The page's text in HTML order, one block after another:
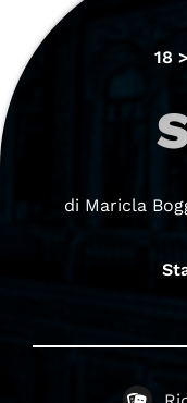
18
di Maricla